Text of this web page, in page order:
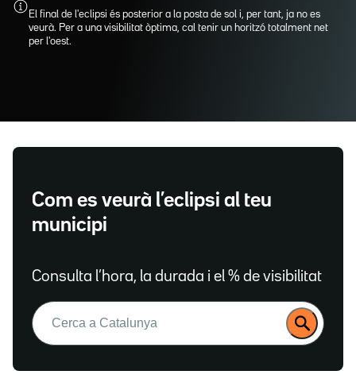
El final de l'eclipsi és posterior a la posta de sol i, per tant, ja no es
veurà. Per a una visibilitat òptima, cal tenir un horitzó totalment net
per l'oest.
Com es veurà l’eclipsi al teu
municipi
Consulta l’hora, la durada i el % de visibilitat
Buscar: